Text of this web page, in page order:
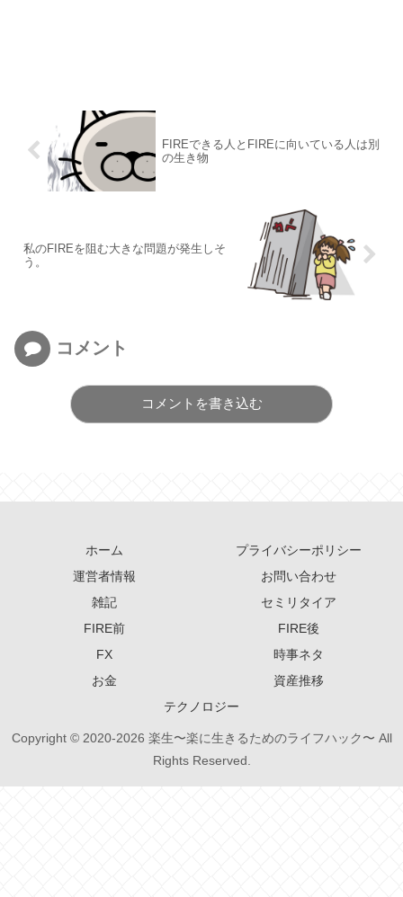
FIREできる人とFIREに向いている人は別
の生き物
私のFIREを阻む大きな問題が発生しそ
う。
コメント
コメントを書き込む
ホーム
プライバシーポリシー
運営者情報
お問い合わせ
雑記
セミリタイア
FIRE前
FIRE後
FX
時事ネタ
お金
資産推移
テクノロジー
Copyright © 2020-2026 楽生〜楽に生きるためのライフハック〜 All
Rights Reserved.